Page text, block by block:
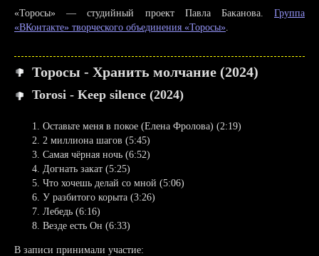
«Торосы» — студийный проект Павла Баканова. Группа
«ВКонтакте» творческого объединения «Торосы».
Торосы - Хранить молчание (2024)
Torosi - Keep silence (2024)
Оставьте меня в покое (Елена Фролова) (2:19)
2 миллиона шагов (5:45)
Самая чёрная ночь (6:52)
Догнать закат (5:25)
Что хочешь делай со мной (5:06)
У разбитого корыта (3:26)
Лебедь (6:16)
Везде есть Он (6:33)
В записи принимали участие: